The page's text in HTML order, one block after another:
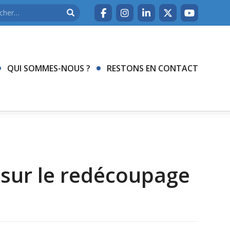
QUI SOMMES-NOUS ? RESTONS EN CONTACT
le redécoupage